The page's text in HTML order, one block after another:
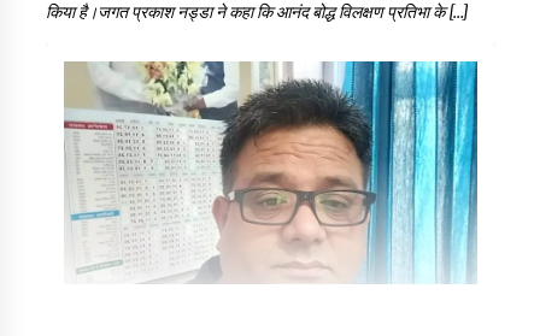
किया है।जगत प्रकाश नड्डा ने कहा कि आनंद बोद्ध विलक्षण प्रतिभा के […]